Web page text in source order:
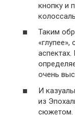
кнопку и
Таким
очень
И
из
сюжетом.